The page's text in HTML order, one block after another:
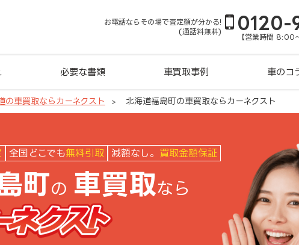
お電話ならその場で査定額が分かる!
(通話料無料)
0120-
【営業時間 8:00
必要な書類 車買取事例 車のコ
の車買取ならカーネクスト 北海道福島町の車買取ならカーネクスト
全国どこでも無料引取 減額なし。 買取金額保証
町の 車買取なら